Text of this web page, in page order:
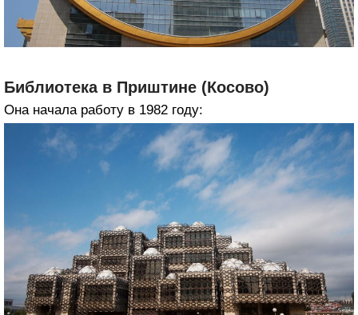
Библиотека в Приштине (Косово)
Она начала работу в 1982 году: